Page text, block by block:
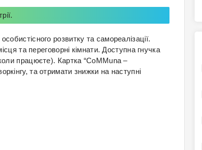
розвитку та самореалізації.
та переговорні кімнати. Доступна гнучка
працюєте). Картка “CoMMuna –
та отримати знижки на наступні